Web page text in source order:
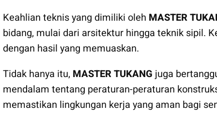
Keahlian teknis yang dimiliki oleh MASTER
bidang, mulai dari arsitektur hingga teknik sipil.
dengan hasil yang memuaskan.
Tidak hanya itu, MASTER TUKANG juga
mendalam tentang peraturan-peraturan
memastikan lingkungan kerja yang aman bagi